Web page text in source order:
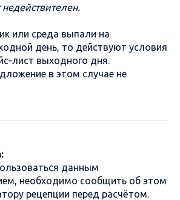
или среда выпали на
день, то действуют условия
лист выходного дня.
в этом случае не
данным
необходимо сообщить об этом
рецепции перед расчётом.